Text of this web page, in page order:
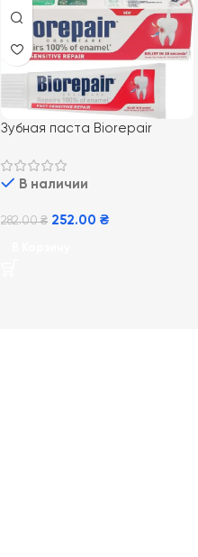
Зубная паста Biorepair
чувствительности, 75 мл
В наличии
282.00₴ 252.00 ₴